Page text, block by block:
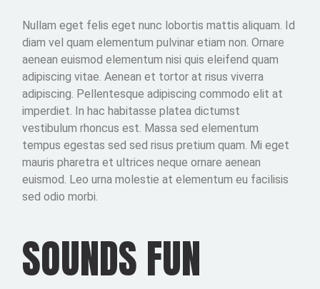
Nullam eget felis eget nunc lobortis mattis aliquam. Id
diam vel quam elementum pulvinar etiam non. Ornare
aenean euismod elementum nisi quis eleifend quam
adipiscing vitae. Aenean et tortor at risus viverra
adipiscing. Pellentesque adipiscing commodo elit at
imperdiet. In hac habitasse platea dictumst
vestibulum rhoncus est. Massa sed elementum
tempus egestas sed sed risus pretium quam. Mi eget
mauris pharetra et ultrices neque ornare aenean
euismod. Leo urna molestie at elementum eu facilisis
sed odio morbi.
SOUNDS FUN